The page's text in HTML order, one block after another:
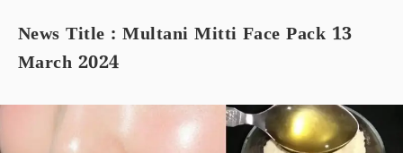
News Title : Multani Mitti Face Pack 13
March 2024